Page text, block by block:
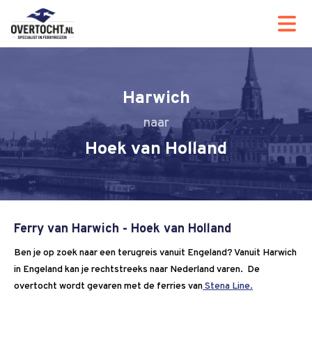
Harwich
Hoek van Holland
Ferry van Harwich - Hoek van Holland
Ben je op zoek naar een terugreis vanuit Engeland? Vanuit Harwich
in Engeland kan je rechtstreeks naar Nederland varen. De
overtocht wordt gevaren met de ferries van Stena Line.